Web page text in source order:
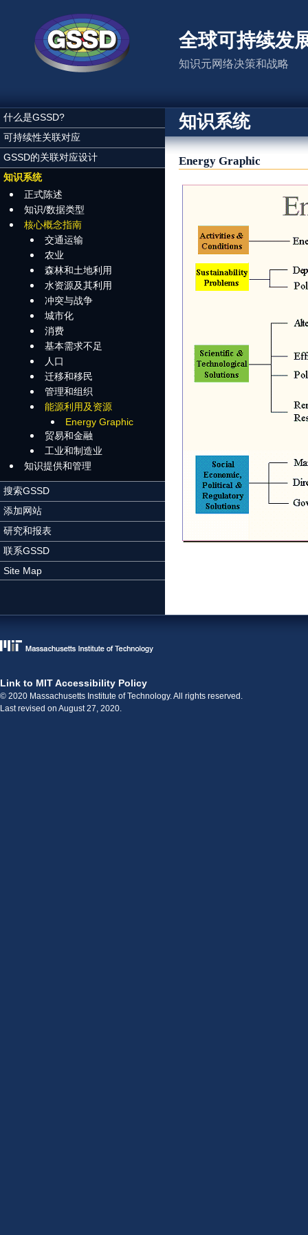
全球可持续发
知识元网络决策和战略
什么是GSSD?
可持续性关联对应
GSSD的关联对应设计
知识系统
正式陈述
知识/数据类型
核心概念指南
交通运输
农业
森林和土地利用
水资源及其利用
冲突与战争
城市化
消费
基本需求不足
人口
迁移和移民
管理和组织
能源利用及资源
Energy Graphic
贸易和金融
工业和制造业
知识提供和管理
搜索GSSD
添加网站
研究和报表
联系GSSD
Site Map
知识系统
Energy Graphic
Link to MIT Accessibility Policy
© 2020 Massachusetts Institute of Technology. All rights reserved.
Last revised on August 27, 2020.